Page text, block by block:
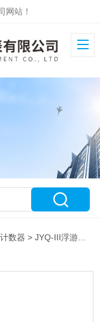
网站！
数器 > JYQ-III浮游细菌采样器